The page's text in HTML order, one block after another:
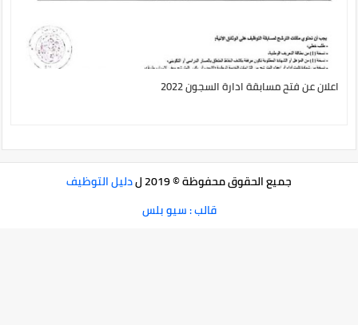
اعلان عن فتح مسابقة ادارة السجون 2022
جميع الحقوق محفوظة © 2019 ل
دليل التوظيف
قالب : سيو بلس